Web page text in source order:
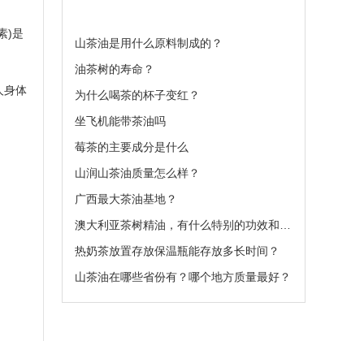
)是
身体
山茶油是用什么原料制成的？
油茶树的寿命？
为什么喝茶的杯子变红？
坐飞机能带茶油吗
莓茶的主要成分是什么
山润山茶油质量怎么样？
广西最大茶油基地？
热奶茶放置存放保温瓶能存放多长时间？
山茶油在哪些省份有？哪个地方质量最好？